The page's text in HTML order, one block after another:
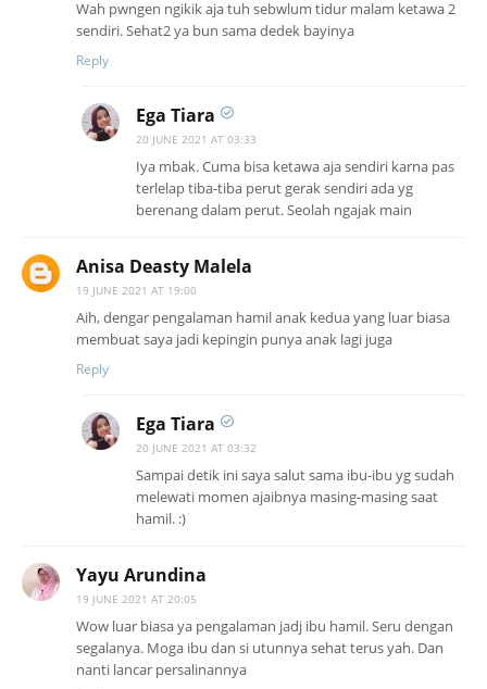
Wah pwngen ngikik aja tuh sebwlum tidur malam ketawa 2
sendiri. Sehat2 ya bun sama dedek bayinya
Reply
Ega Tiara
20 JUNE 2021 AT 03:33
Iya mbak. Cuma bisa ketawa aja sendiri karna pas
terlelap tiba-tiba perut gerak sendiri ada yg
berenang dalam perut. Seolah ngajak main
Anisa Deasty Malela
19 JUNE 2021 AT 19:00
Aih, dengar pengalaman hamil anak kedua yang luar biasa
membuat saya jadi kepingin punya anak lagi juga
Reply
Ega Tiara
20 JUNE 2021 AT 03:32
Sampai detik ini saya salut sama ibu-ibu yg sudah
melewati momen ajaibnya masing-masing saat
hamil. :)
Yayu Arundina
19 JUNE 2021 AT 20:05
Wow luar biasa ya pengalaman jadj ibu hamil. Seru dengan
segalanya. Moga ibu dan si utunnya sehat terus yah. Dan
nanti lancar persalinannya